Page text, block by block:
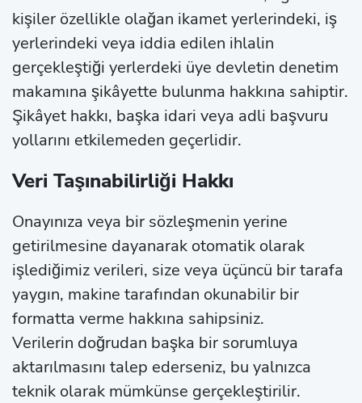
kişiler özellikle olağan ikamet yerlerindeki, iş
yerlerindeki veya iddia edilen ihlalin
gerçekleştiği yerlerdeki üye devletin denetim
makamına şikâyette bulunma hakkına sahiptir.
Şikâyet hakkı, başka idari veya adli başvuru
yollarını etkilemeden geçerlidir.
Veri Taşınabilirliği Hakkı
Onayınıza veya bir sözleşmenin yerine
getirilmesine dayanarak otomatik olarak
işlediğimiz verileri, size veya üçüncü bir tarafa
yaygın, makine tarafından okunabilir bir
formatta verme hakkına sahipsiniz.
Verilerin doğrudan başka bir sorumluya
aktarılmasını talep ederseniz, bu yalnızca
teknik olarak mümkünse gerçekleştirilir.